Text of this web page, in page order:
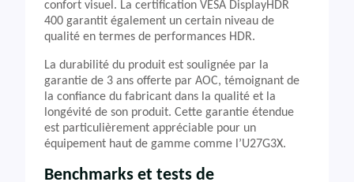
confort visuel. La certification VESA DisplayHDR
400 garantit également un certain niveau de
qualité en termes de performances HDR.
La durabilité du produit est soulignée par la
garantie de 3 ans offerte par AOC, témoignant de
la confiance du fabricant dans la qualité et la
longévité de son produit. Cette garantie étendue
est particulièrement appréciable pour un
équipement haut de gamme comme l’U27G3X.
Benchmarks et tests de